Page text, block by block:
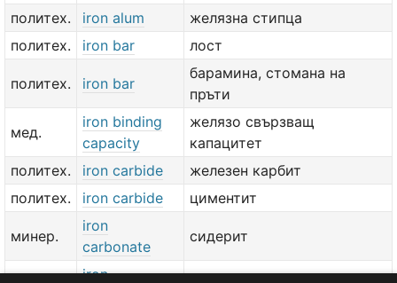
политех.
iron alum
желязна стипца
политех.
iron bar лост
политех. iron bar
барамина, стомана на
пръти
мед.
iron binding
capacity
желязо свързващ
капацитет
политех.
iron carbide
железен карбит
политех.
iron carbide циментит
минер.
iron
carbonate
сидерит
iron